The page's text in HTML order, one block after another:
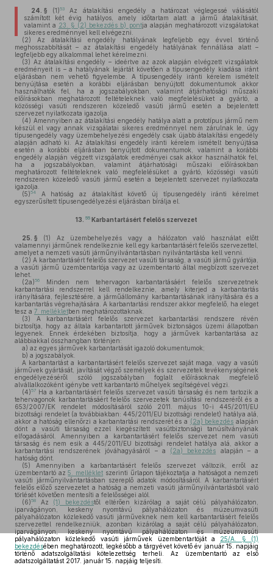
24. § (1)53Az átalakítási engedély a határozat véglegessé válásától
számított két évig hatályos, amely időtartam alatt a jármű átalakítását,
valamint a 23. § (2) bekezdés b) pontja alapján meghatározott vizsgálatokat
sikeres eredménnyel kell elvégezni.
(2) Az átalakítási engedély hatályának legfeljebb egy évvel történő
meghosszabbítását – az átalakítási engedély hatályának fennállása alatt –
legfeljebb egy alkalommal lehet kérelmezni.
(3) Az átalakítási engedély – ideértve az azok alapján elvégzett vizsgálatok
eredményeit is – a hatályának lejártát követően a típusengedély kiadása iránt
eljárásban nem vehető figyelembe. A típusengedély iránti kérelem ismételt
benyújtása esetén a korábbi eljárásban benyújtott dokumentumok akkor
használhatók fel, ha a jogszabályokban, valamint átjárhatósági műszaki
előírásokban meghatározott feltételeknek való megfelelésüket a gyártó, a
közösségi vasúti rendszeren közeledő vasúti jármű esetén a bejelentett
szervezet nyilatkozata igazolja.
(4) Amennyiben az átalakítási engedély hatálya alatt a prototípus jármű nem
készül el vagy annak vizsgálatai sikeres eredménnyel nem zárulnak le, úgy
típusengedély vagy üzembehelyezési engedély csak újabb átalakítási engedély
alapján adható ki. Az átalakítási engedély iránti kérelem ismételt benyújtása
esetén a korábbi eljárásban benyújtott dokumentumok, valamint a korábbi
engedély alapján végzett vizsgálatok eredményei csak akkor használhatók fel,
ha a jogszabályokban, valamint átjárhatósági műszaki előírásokban
meghatározott feltételeknek való megfelelésüket a gyártó, közösségi vasúti
rendszeren közeledő vasúti jármű esetén a bejelentett szervezet nyilatkozata
igazolja.
(5)54
A hatóság az átalakítást követő új típusengedély iránti kérelmet
egyszerűsített típusengedélyezési eljárásban bírálja el.
13. 55 Karbantartásért felelős szervezet
25. § (1)
Az üzembehelyezés vagy a hálózaton való használat előtt
valamennyi járműnek rendelkeznie kell egy karbantartásért felelős szervezettel,
amelyet a nemzeti vasúti járműnyilvántartásban nyilvántartásba kell venni.
(2) A karbantartásért felelős szervezet vasúti társaság, a vasúti jármű gyártója,
a vasúti jármű üzembentartója vagy az üzembentartó által megbízott szervezet
lehet.
(2a)56
Minden nem tehervagon karbantartásáért felelős szervezetnek
karbantartási rendszerrel kell rendelkeznie, amely kiterjed a karbantartás
irányítására, fejlesztésére, a járműállomány karbantartásának irányítására és a
karbantartás végrehajtására. A karbantartási rendszer akkor megfelelő, ha eleget
tesz a 7. mellékletben meghatározottaknak.
(3) A karbantartásért felelős szervezet karbantartási rendszere révén
biztosítja, hogy az általa karbantartott járművek biztonságos üzemi állapotban
legyenek. Ennek érdekében biztosítja, hogy a járművek karbantartása az
alábbiakkal összhangban történjen:
a) az egyes járművek karbantartását igazoló dokumentumok;
b) a jogszabályok.
A karbantartást a karbantartásért felelős szervezet saját maga, vagy a vasúti
járművek gyártását, javítását végző személyek és szervezetek tevékenységének
engedélyezéséről szóló jogszabályban foglalt előírásoknak megfelelő
alvállalkozóként igénybe vett karbantartó műhelyek segítségével végzi.
(4)57 Ha a karbantartásért felelős szervezet vasúti társaság és nem tartozik a
tehervagonok karbantartásáért felelős szervezetek tanúsítási rendszeréről és a
653/2007/EK rendelet módosításáról szóló 2011. május 10-i 445/2011/EU
bizottsági rendelet (a továbbiakban: 445/2011/EU bizottsági rendelet) hatálya alá,
akkor a hatóság ellenőrzi a karbantartási rendszerét és a (2a) bekezdés alapján
dönt a vasúti társaság ezzel kiegészített vasútbiztonsági tanúsítványának
elfogadásáról. Amennyiben a karbantartásért felelős szervezet nem vasúti
társaság és nem esik a 445/2011/EU bizottsági rendelet hatálya alá, akkor a
karbantartási rendszerének jóváhagyásáról – a (2a) bekezdés alapján – a
hatóság dönt.
(5) Amennyiben a karbantartásért felelős szervezet változik, erről az
üzembentartó az5. melléklet szerinti űrlapon tájékoztatja a hatóságot a nemzeti
vasúti járműnyilvántartásban szereplő adatok módosításáról. A karbantartásért
felelős előző szervezetet a hatóság a nemzeti vasúti járműnyilvántartásból való
törlését követően mentesíti a felelősségei alól.
(6)58 Az (1) bekezdéstől eltérően kizárólag a saját célú pályahálózaton,
iparvágányon, keskeny nyomtávú pályahálózaton és múzeumvasúti
pályahálózaton közlekedő vasúti járműveknek nem kell karbantartásért felelős
szervezettel rendelkezniük, azonban kizárólag a saját célú pályahálózaton,
iparvágányon, keskeny nyomtávú pályahálózaton és múzeumvasúti
pályahálózaton közlekedő vasúti járművek üzembentartóját a 25/A. § (1)
bekezdésében meghatározott, legkésőbb a tárgyévet követő év január 15. napjáig
történő adatszolgáltatási kötelezettség terheli. Az üzembentartó az első
adatszolgáltatást 2017. január 15. napjáig teljesíti.